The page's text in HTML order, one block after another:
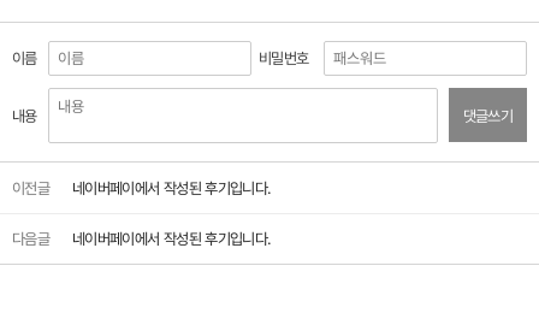
이름 비밀번호
내용 댓글쓰기
이전글 네이버페이에서 작성된 후기입니다.
다음글 네이버페이에서 작성된 후기입니다.